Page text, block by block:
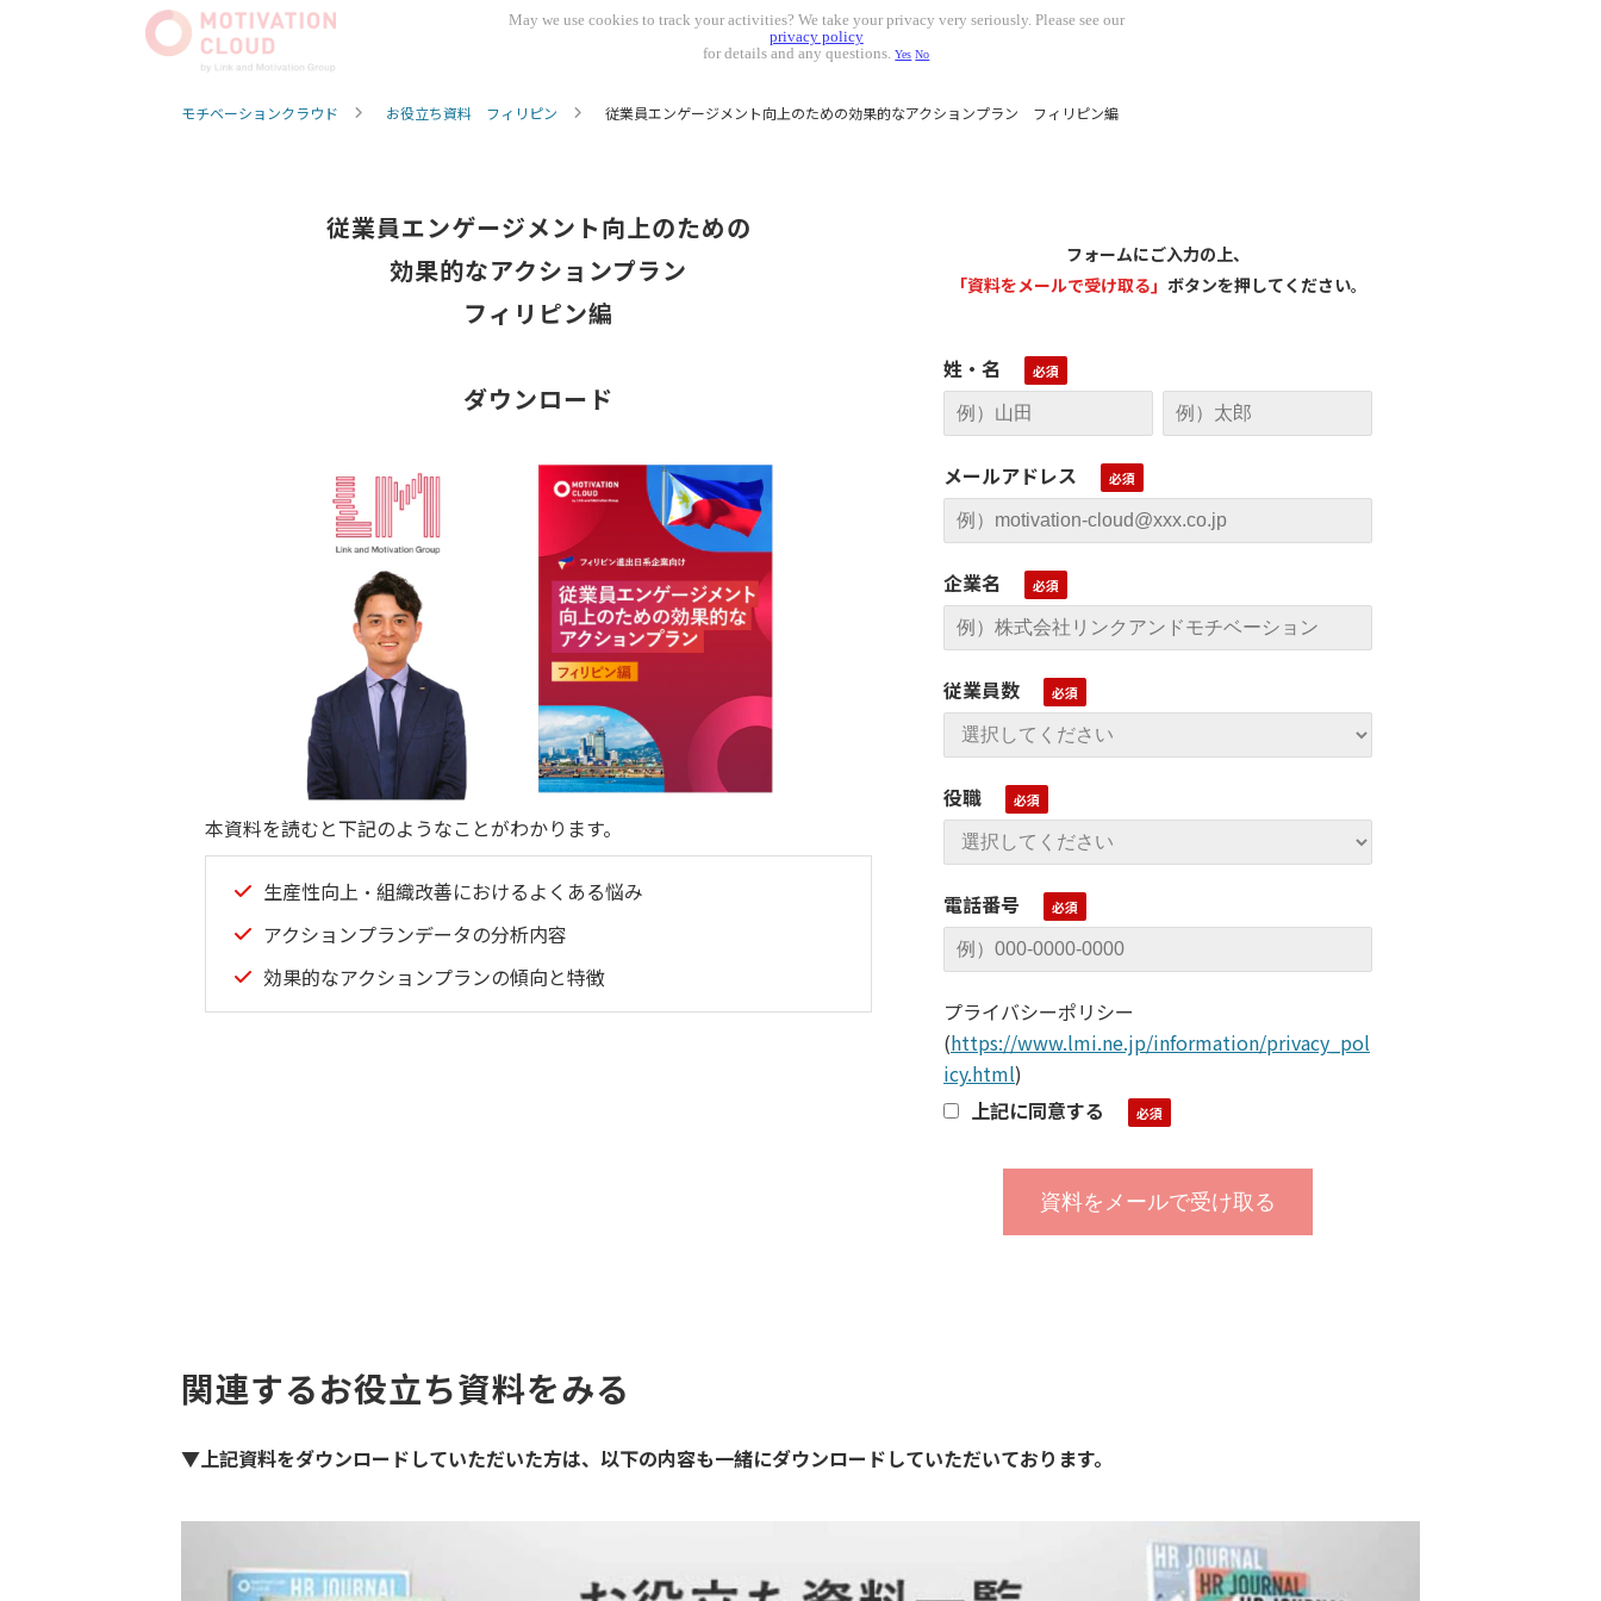
モチベーションクラウド お役立ち資料 フィリピン 従業員エンゲージメント向上のための効果的なアクションプラン フィリピン編
従業員エンゲージメント向上のための
効果的なアクションプラン
フィリピン編
ダウンロード
本資料を読むと下記のようなことがわかります。
生産性向上・組織改善におけるよくある悩み
アクションプランデータの分析内容
効果的なアクションプランの傾向と特徴
フォームにご入力の上、
「資料をメールで受け取る」 ボタンを押してください。
姓・名
メールアドレス
企業名
従業員数
役職
電話番号
プライバシーポリシー
(https://www.lmi.ne.jp/information/privacy_pol
icy.html)
上記に同意する
関連するお役立ち資料をみる
▼上記資料をダウンロードしていただいた方は、以下の内容も一緒にダウンロードしていただいております。
May we use cookies to track your activities? We take your privacy very seriously. Please see our
privacy policy
for details and any questions.Yes No